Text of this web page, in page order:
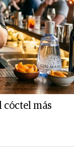
cóctel más